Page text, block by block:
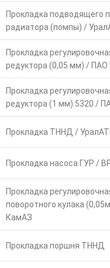
Прокладка подводящего
радиатора (помпы) /
Прокладка
редуктора (0,05 мм) /
Прокладка
редуктора (1 мм) 5320 /
Прокладка ТННД /
Прокладка насоса ГУР /
Прокладка
поворотного кулака
КамАЗ
Прокладка поршня ТННД